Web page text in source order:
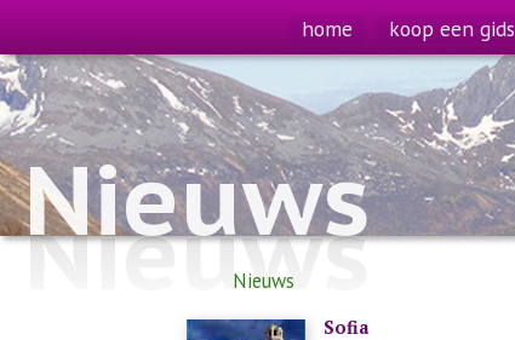
home koop een gids
Nieuws
Nieuws
Nieuws
Sofia